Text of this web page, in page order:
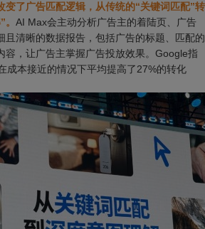
变了广告匹配逻辑，从传统的“关键词匹配”转
AI Max会主动分析广告主的着陆页、广告
且清晰的数据报告，包括广告的标题、匹配的
容，让广告主掌握广告投放效果。Google指
成本接近的情况下平均提高了27%的转化